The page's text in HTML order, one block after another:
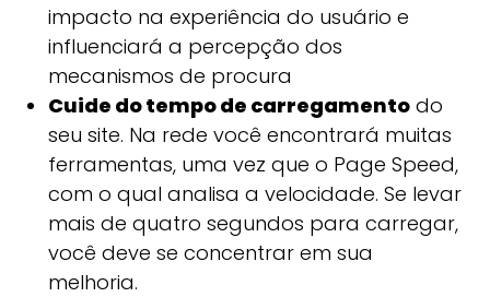
impacto na experiência do usuário e
influenciará a percepção dos
mecanismos de procura
Cuide do tempo de carregamentodo
seu site. Na rede você encontrará muitas
ferramentas, uma vez que o Page Speed,
com o qual analisa a velocidade. Se levar
mais de quatro segundos para carregar,
você deve se concentrar em sua
melhoria.